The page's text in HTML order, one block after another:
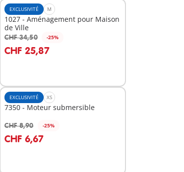
EXCLUSIVITÉ M
1027 - Aménagement pour Maison
de Ville
CHF 34,50 -25%
CHF 25,87
EXCLUSIVITÉ XS
7350 - Moteur submersible
CHF 8,90 -25%
CHF 6,67